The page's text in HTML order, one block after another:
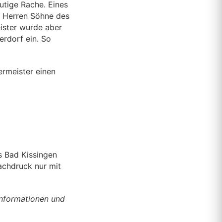
Rache. Eines
Söhne des
wurde aber
ein. So
einen
Bad Kissingen
nur mit
und